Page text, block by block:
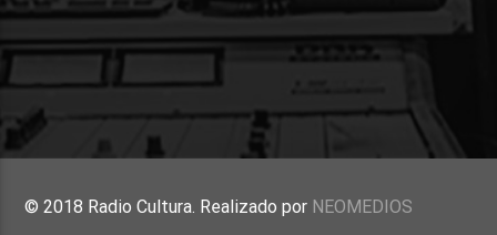
© 2018 Radio Cultura. Realizado por NEOMEDIOS